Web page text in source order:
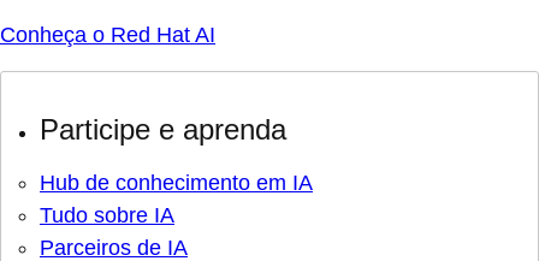
Conheça o Red Hat AI
Participe e aprenda
Hub de conhecimento em IA
Tudo sobre IA
Parceiros de IA